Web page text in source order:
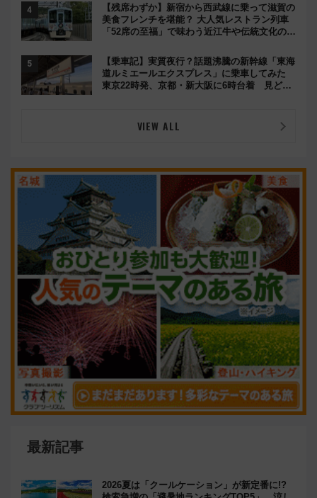
【残席わずか】新宿から西武線に乗って滋賀の
美食フレンチを堪能？ 大人気レストラン列車
「52席の至福」で味わう近江牛や伝統文化の特
【乗車記】実質夜行？話題沸騰の新幹線「東海
道ルミエールエクスプレス」に乗車してみた
東京22時発、京都・新大阪に6時台着 見どこ
VIEW ALL
最新記事
2026夏は「クールケーション」が新定番に!?